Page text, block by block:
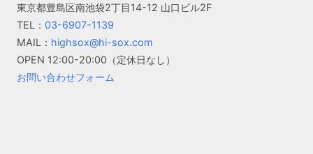
東京都豊島区南池袋2丁目14-12 山口ビル2F
TEL： 03-6907-1139
MAIL： highsox@hi-sox.com
OPEN 12:00-20:00（定休日なし）
お問い合わせフォーム